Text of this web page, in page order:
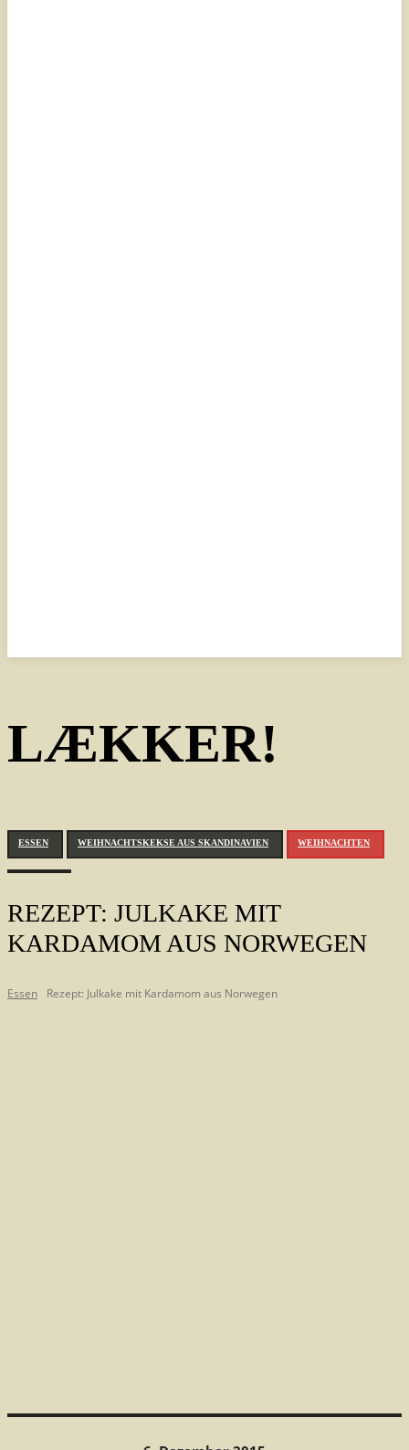
LÆKKER!
ESSEN WEIHNACHTSKEKSE AUS SKANDINAVIEN WEIHNACHTEN
REZEPT: JULKAKE MIT
KARDAMOM AUS NORWEGEN
Essen Rezept: Julkake mit Kardamom aus Norwegen